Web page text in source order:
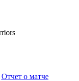
Отчет о матче